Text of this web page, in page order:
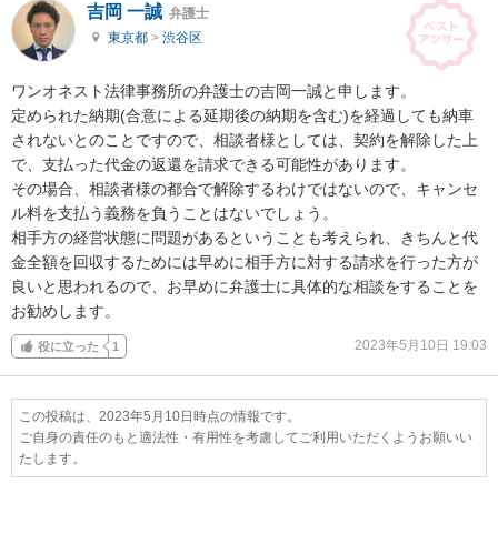
吉岡 一誠 弁護士
東京都 > 渋谷区
ワンオネスト法律事務所の弁護士の吉岡一誠と申します。
定められた納期(合意による延期後の納期を含む)を経過しても納車
されないとのことですので、相談者様としては、契約を解除した上
で、支払った代金の返還を請求できる可能性があります。
その場合、相談者様の都合で解除するわけではないので、キャンセ
ル料を支払う義務を負うことはないでしょう。
相手方の経営状態に問題があるということも考えられ、きちんと代
金全額を回収するためには早めに相手方に対する請求を行った方が
良いと思われるので、お早めに弁護士に具体的な相談をすることを
お勧めします。
役に立った 1 2023年5月10日 19:03
この投稿は、2023年5月10日時点の情報です。
ご自身の責任のもと適法性・有用性を考慮してご利用いただくようお願いい
たします。